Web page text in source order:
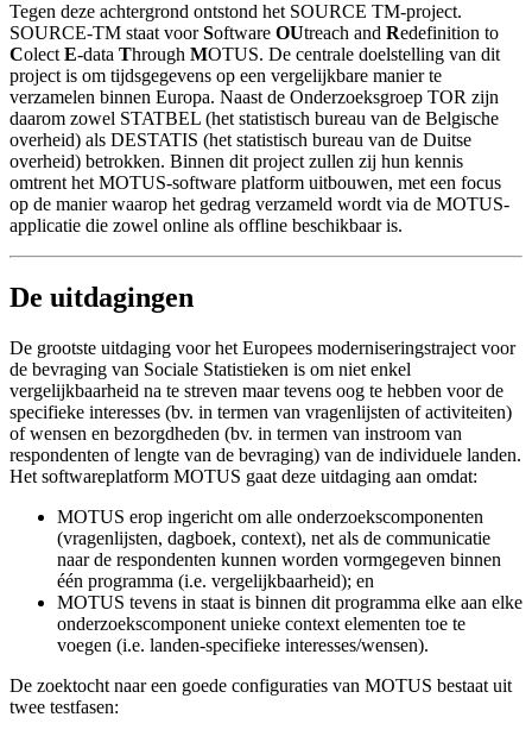
Tegen deze achtergrond ontstond het SOURCE TM-project.
SOURCE-TM staat voorSoftware OUtreach and Redefinition to
Colect E-data Through MOTUS. De centrale doelstelling van dit
project is om tijdsgegevens op een vergelijkbare manier te
verzamelen binnen Europa. Naast de Onderzoeksgroep TOR zijn
daarom zowel STATBEL (het statistisch bureau van de Belgische
overheid) als DESTATIS (het statistisch bureau van de Duitse
overheid) betrokken. Binnen dit project zullen zij hun kennis
omtrent het MOTUS-software platform uitbouwen, met een focus
op de manier waarop het gedrag verzameld wordt via de MOTUS-
applicatie die zowel online als offline beschikbaar is.
De uitdagingen
De grootste uitdaging voor het Europees moderniseringstraject voor
de bevraging van Sociale Statistieken is om niet enkel
vergelijkbaarheid na te streven maar tevens oog te hebben voor de
specifieke interesses (bv. in termen van vragenlijsten of activiteiten)
of wensen en bezorgdheden (bv. in termen van instroom van
respondenten of lengte van de bevraging) van de individuele landen.
Het softwareplatform MOTUS gaat deze uitdaging aan omdat:
MOTUS erop ingericht om alle onderzoekscomponenten
(vragenlijsten, dagboek, context), net als de communicatie
naar de respondenten kunnen worden vormgegeven binnen
één programma (i.e. vergelijkbaarheid); en
MOTUS tevens in staat is binnen dit programma elke aan elke
onderzoekscomponent unieke context elementen toe te
voegen (i.e. landen-specifieke interesses/wensen).
De zoektocht naar een goede configuraties van MOTUS bestaat uit
twee testfasen: